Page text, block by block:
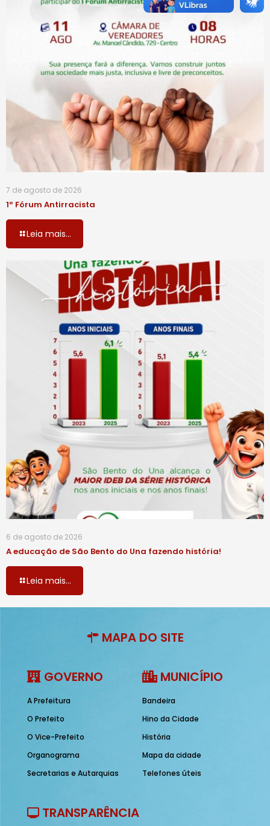
7 de agosto de 2026
1º Fórum Antirracista
Leia mais...
6 de agosto de 2026
A educação de São Bento do Una fazendo história!
Leia mais...
MAPA DO SITE
GOVERNO
A Prefeitura
O Prefeito
O Vice-Prefeito
Organograma
Secretarias e Autarquias
MUNICÍPIO
Bandeira
Hino da Cidade
História
Mapa da cidade
Telefones úteis
TRANSPARÊNCIA